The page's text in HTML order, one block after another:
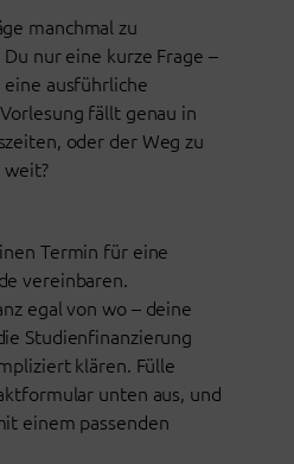
manchmal zu
nur eine kurze Frage –
ausführliche
fällt genau in
oder der Weg zu
weit?
Termin für eine
vereinbaren.
egal von wo – deine
Studienfinanzierung
klären. Fülle
unten aus, und
einem passenden